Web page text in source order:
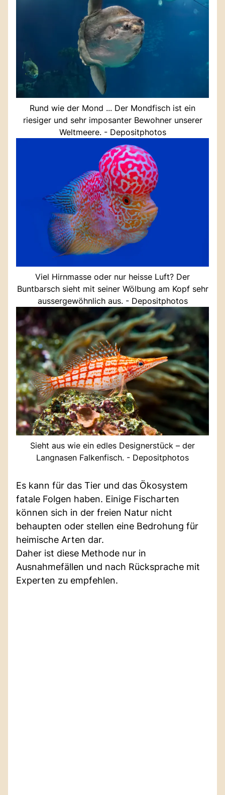
Rund wie der Mond ... Der Mondfisch ist ein
riesiger und sehr imposanter Bewohner unserer
Weltmeere. - Depositphotos
Viel Hirnmasse oder nur heisse Luft? Der
Buntbarsch sieht mit seiner Wölbung am Kopf sehr
aussergewöhnlich aus. - Depositphotos
Sieht aus wie ein edles Designerstück – der
Langnasen Falkenfisch. - Depositphotos
Es kann für das Tier und das Ökosystem
fatale Folgen haben. Einige Fischarten
können sich in der freien Natur nicht
behaupten oder stellen eine Bedrohung für
heimische Arten dar.
Daher ist diese Methode nur in
Ausnahmefällen und nach Rücksprache mit
Experten zu empfehlen.